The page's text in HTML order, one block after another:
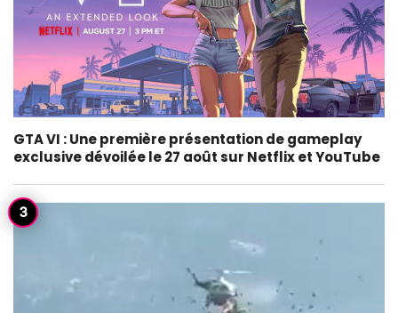
GTA VI : Une première présentation de gameplay
exclusive dévoilée le 27 août sur Netflix et YouTube